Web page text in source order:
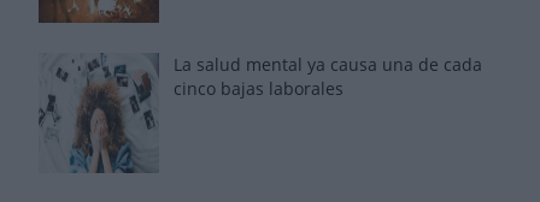
La salud mental ya causa una de cada
cinco bajas laborales